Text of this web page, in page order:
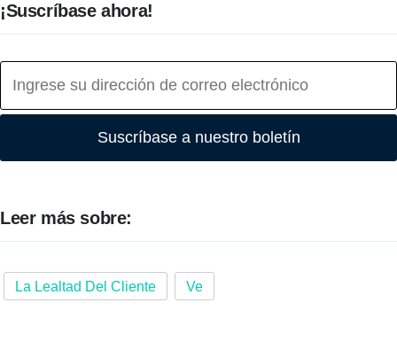
¡Suscríbase ahora!
Suscríbase a nuestro boletín
Leer más sobre:
La Lealtad Del Cliente Ve